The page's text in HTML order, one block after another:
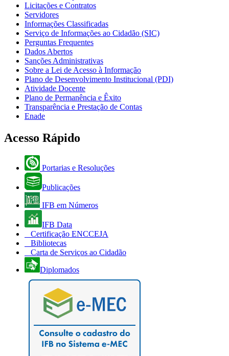
Licitações e Contratos
Servidores
Informações Classificadas
Serviço de Informações ao Cidadão (SIC)
Perguntas Frequentes
Dados Abertos
Sanções Administrativas
Sobre a Lei de Acesso à Informação
Plano de Desenvolvimento Institucional (PDI)
Atividade Docente
Plano de Permanência e Êxito
Transparência e Prestação de Contas
Enade
Acesso Rápido
Portarias e Resoluções
Publicações
IFB em Números
IFB Data
Certificação ENCCEJA
Bibliotecas
Carta de Serviços ao Cidadão
Diplomados